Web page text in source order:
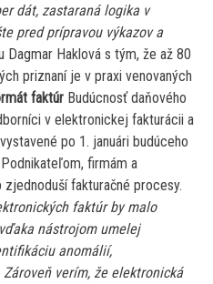
dát, zastaraná logika v
pred prípravou výkazov a
Haklová s tým, že až 80
priznaní je v praxi venovaných
faktúr Budúcnosť daňového
v elektronickej fakturácii a
po 1. januári budúceho
firmám a
fakturačné procesy.
faktúr by malo
nástrojom umelej
anomálií,
verím, že elektronická